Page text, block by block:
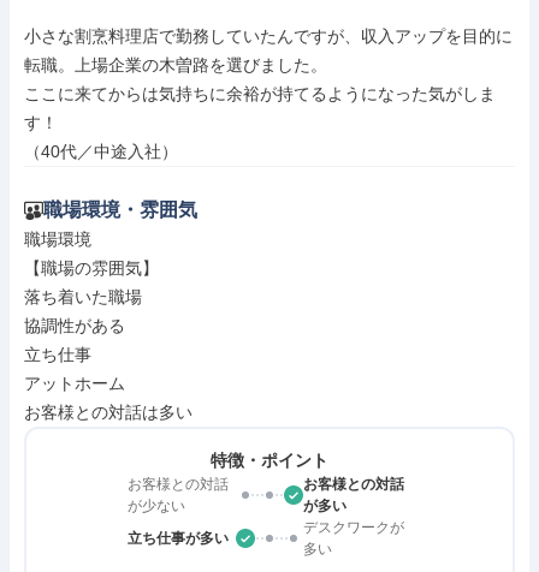
小さな割烹料理店で勤務していたんですが、収入アップを目的に
転職。上場企業の木曽路を選びました。
ここに来てからは気持ちに余裕が持てるようになった気がしま
す！
（40代／中途入社）
職場環境・雰囲気
職場環境
【職場の雰囲気】
落ち着いた職場
協調性がある
立ち仕事
アットホーム
お客様との対話は多い
特徴・ポイント
お客様との対話
が少ない
お客様との対話
が多い
立ち仕事が多い
デスクワークが
多い